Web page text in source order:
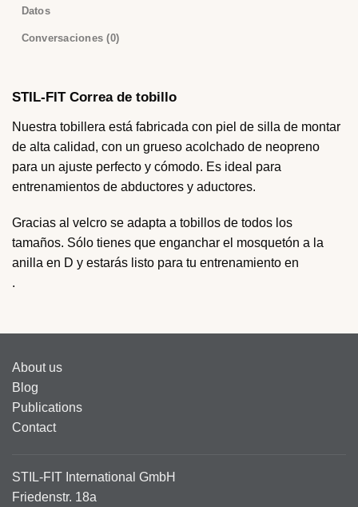
Datos
Conversaciones (0)
STIL-FIT Correa de tobillo
Nuestra tobillera está fabricada con piel de silla de montar
de alta calidad, con un grueso acolchado de neopreno
para un ajuste perfecto y cómodo. Es ideal para
entrenamientos de abductores y aductores.
Gracias al velcro se adapta a tobillos de todos los
tamaños. Sólo tienes que enganchar el mosquetón a la
anilla en D y estarás listo para tu entrenamiento en
.
About us
Blog
Publications
Contact
STIL-FIT International GmbH
Friedenstr. 18a